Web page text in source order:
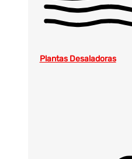
Plantas Desaladoras